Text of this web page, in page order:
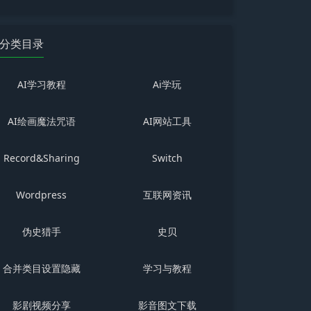
分类目录
AI学习教程 Ai学玩
AI绘画魔法咒语 AI网站工具
Record&Sharing Switch
Wordpress 互联网资讯
伪史猎手 史贝
合并类目设置隐藏 学习与教程
影剧视频分享 影音图文下载